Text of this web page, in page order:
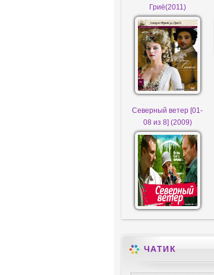
Гриё(2011)
Северный ветер [01-
08 из 8] (2009)
ЧАТИК